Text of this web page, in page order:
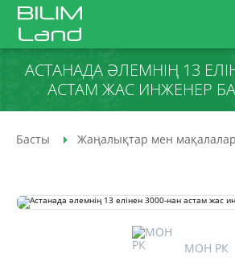
АСТАНАДА ӘЛЕМНІҢ 13
АСТАМ ЖАС ИНЖЕНЕР
Басты Жаңалықтар мен мақалалар
МОН РК